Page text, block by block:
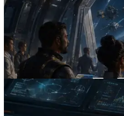
2026.07.04
ERPC startet x402-
Der Beginn einer Ära,
APIs bei Bedarf
Lesen Sie diesen Artikel